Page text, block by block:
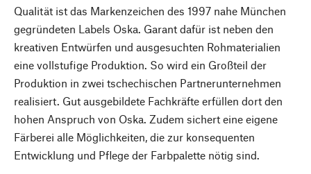
Qualität ist das Markenzeichen des 1997 nahe München
gegründeten Labels Oska. Garant dafür ist neben den
kreativen Entwürfen und ausgesuchten Rohmaterialien
eine vollstufige Produktion. So wird ein Großteil der
Produktion in zwei tschechischen Partnerunternehmen
realisiert. Gut ausgebildete Fachkräfte erfüllen dort den
hohen Anspruch von Oska. Zudem sichert eine eigene
Färberei alle Möglichkeiten, die zur konsequenten
Entwicklung und Pflege der Farbpalette nötig sind.